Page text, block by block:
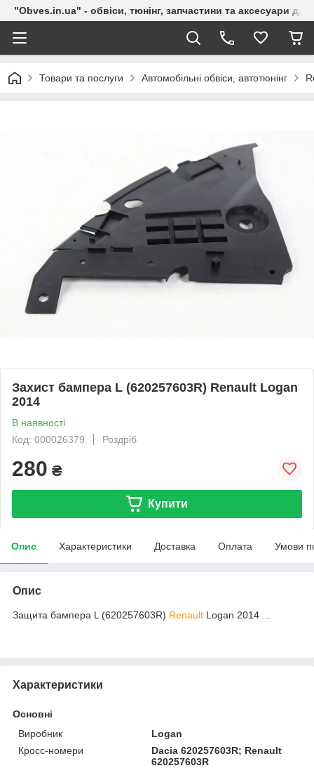
"Obves.in.ua" - обвіси, тюнінг, запчастини та аксесуари
Товари та послуги Автомобільні обвіси, автотюнінг
Захист бампера L (620257603R) Renault Logan
2014
В наявності
Код: 000026379
Роздріб
280 ₴
Купити
Опис Характеристики Доставка Оплата Умови
Опис
Защита бампера L (620257603R) Renault Logan 2014 ...
Характеристики
Основні
Виробник
Logan
Кросс-номери
Dacia 620257603R; Renault
620257603R